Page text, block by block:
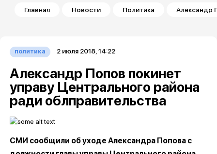
Строка навигации
Главная Новости Политика Александр
политика 2 июля 2018, 14:22
Александр Попов покинет
управу Центрального района
ради облправительства
СМИ сообщили об уходе Александра Попова с